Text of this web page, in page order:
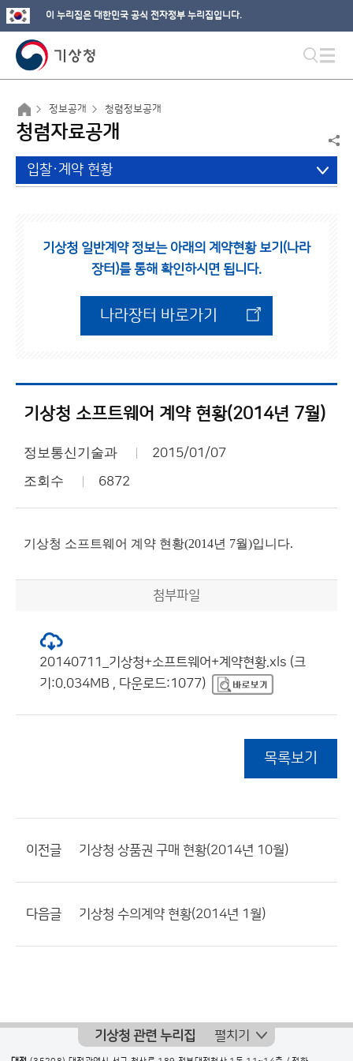
이 누리집은 대한민국 공식 전자정부 누리집입니다.
정보공개 청렴정보공개
청렴자료공개
입찰·계약 현황
기상청 일반계약 정보는 아래의 계약현황 보기(나라
장터)를 통해 확인하시면 됩니다.
나라장터 바로가기
기상청 소프트웨어 계약 현황(2014년 7월)
정보통신기술과 2015/01/07
조회수 6872
기상청 소프트웨어 계약 현황(2014년 7월)입니다.
첨부파일
20140711_기상청+소프트웨어+계약현황.xls (크
기:0.034MB , 다운로드:1077)
목록보기
이전글 기상청 상품권 구매 현황(2014년 10월)
다음글 기상청 수의계약 현황(2014년 1월)
기상청 관련 누리집 펼치기